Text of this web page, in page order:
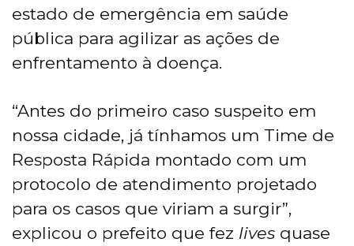
estado de emergência em saúde
pública para agilizar as ações de
enfrentamento à doença.
“Antes do primeiro caso suspeito em
nossa cidade, já tínhamos um Time de
Resposta Rápida montado com um
protocolo de atendimento projetado
para os casos que viriam a surgir”,
explicou o prefeito que fez lives quase